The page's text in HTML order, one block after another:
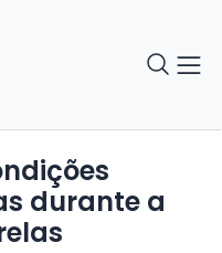
durante a